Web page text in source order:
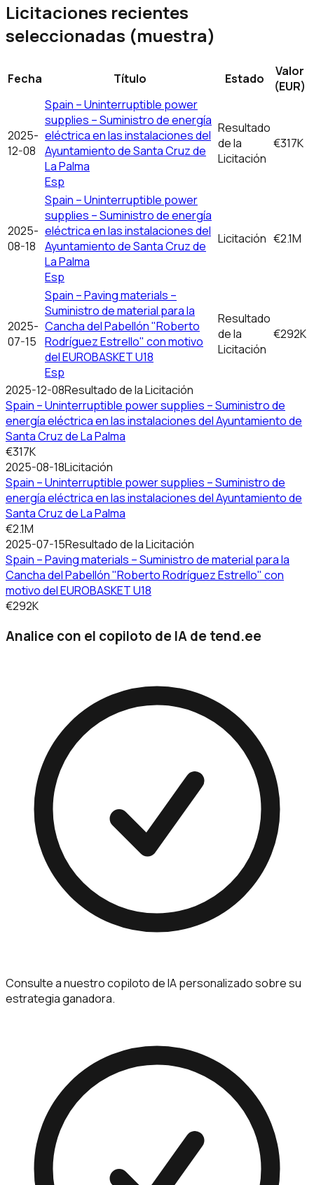
Licitaciones recientes
seleccionadas (muestra)
Fecha Título Estado
Valor
(EUR)
2025-
12-08
Spain – Uninterruptible power
supplies – Suministro de energía
eléctrica en las instalaciones del
Ayuntamiento de Santa Cruz de
La Palma
Esp
Resultado
de la
Licitación
€317K
2025-
08-18
Spain – Uninterruptible power
supplies – Suministro de energía
eléctrica en las instalaciones del
Ayuntamiento de Santa Cruz de
La Palma
Esp
Licitación €2.1M
2025-
07-15
Spain – Paving materials –
Suministro de material para la
Cancha del Pabellón "Roberto
Rodríguez Estrello" con motivo
del EUROBASKET U18
Esp
Resultado
de la
Licitación
€292K
2025-12-08Resultado de la Licitación
Spain – Uninterruptible power supplies – Suministro de
energía eléctrica en las instalaciones del Ayuntamiento de
Santa Cruz de La Palma
€317K
2025-08-18Licitación
Spain – Uninterruptible power supplies – Suministro de
energía eléctrica en las instalaciones del Ayuntamiento de
Santa Cruz de La Palma
€2.1M
2025-07-15Resultado de la Licitación
Spain – Paving materials – Suministro de material para la
Cancha del Pabellón "Roberto Rodríguez Estrello" con
motivo del EUROBASKET U18
€292K
Analice con el copiloto de IA de tend.ee
Consulte a nuestro copiloto de IA personalizado sobre su
estrategia ganadora.